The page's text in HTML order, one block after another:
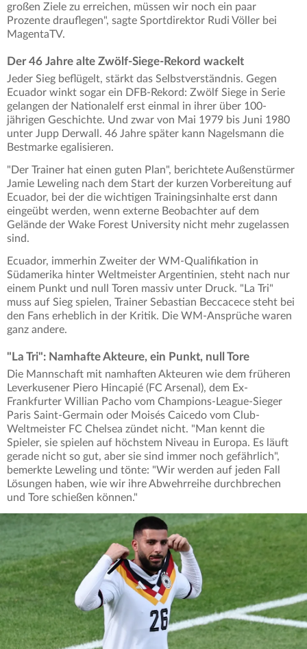
großen Ziele zu erreichen, müssen wir noch ein paar
Prozente drauflegen", sagte Sportdirektor Rudi Völler bei
MagentaTV.
Der 46 Jahre alte Zwölf-Siege-Rekord wackelt
Jeder Sieg beflügelt, stärkt das Selbstverständnis. Gegen
Ecuador winkt sogar ein DFB-Rekord: Zwölf Siege in Serie
gelangen der Nationalelf erst einmal in ihrer über 100-
jährigen Geschichte. Und zwar von Mai 1979 bis Juni 1980
unter Jupp Derwall. 46 Jahre später kann Nagelsmann die
Bestmarke egalisieren.
"Der Trainer hat einen guten Plan", berichtete Außenstürmer
Jamie Leweling nach dem Start der kurzen Vorbereitung auf
Ecuador, bei der die wichtigen Trainingsinhalte erst dann
eingeübt werden, wenn externe Beobachter auf dem
Gelände der Wake Forest University nicht mehr zugelassen
sind.
Ecuador, immerhin Zweiter der WM-Qualifikation in
Südamerika hinter Weltmeister Argentinien, steht nach nur
einem Punkt und null Toren massiv unter Druck. "La Tri"
muss auf Sieg spielen, Trainer Sebastian Beccacece steht bei
den Fans erheblich in der Kritik. Die WM-Ansprüche waren
ganz andere.
"La Tri": Namhafte Akteure, ein Punkt, null Tore
Die Mannschaft mit namhaften Akteuren wie dem früheren
Leverkusener Piero Hincapié (FC Arsenal), dem Ex-
Frankfurter Willian Pacho vom Champions-League-Sieger
Paris Saint-Germain oder Moisés Caicedo vom Club-
Weltmeister FC Chelsea zündet nicht. "Man kennt die
Spieler, sie spielen auf höchstem Niveau in Europa. Es läuft
gerade nicht so gut, aber sie sind immer noch gefährlich",
bemerkte Leweling und tönte: "Wir werden auf jeden Fall
Lösungen haben, wie wir ihre Abwehrreihe durchbrechen
und Tore schießen können."